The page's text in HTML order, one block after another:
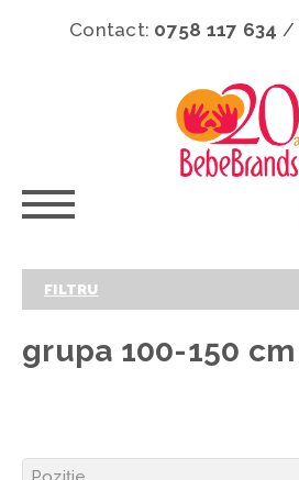
Contact: 0758 117 634 /
FILTRU
grupa 100-150 cm